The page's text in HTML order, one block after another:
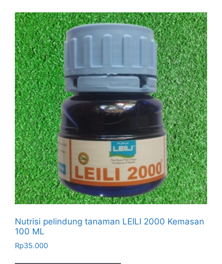
Nutrisi pelindung tanaman LEILI 2000 Kemasan
100 ML
Rp35.000